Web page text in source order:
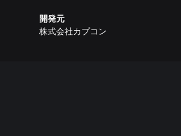
開発元
株式会社カプコン